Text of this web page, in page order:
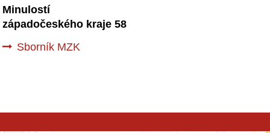
Minulostí
západočeského kraje 58
Sborník MZK